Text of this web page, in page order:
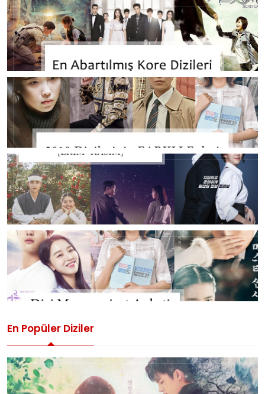
En Popüler Diziler